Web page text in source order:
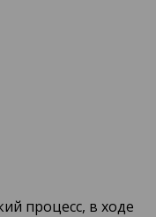
процесс, в ходе